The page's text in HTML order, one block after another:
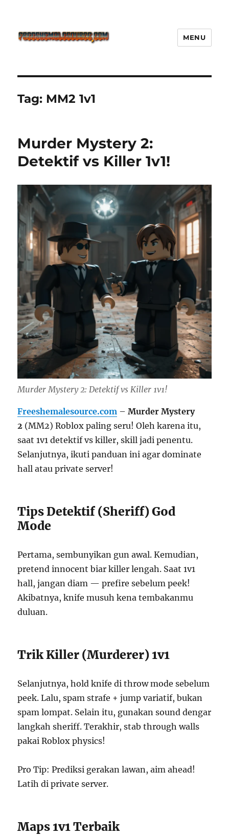
Defense Main Game Ini Pasti
Ketagihan!
MENU
Tag: MM2 1v1
Murder Mystery 2:
Detektif vs Killer 1v1!
Murder Mystery 2: Detektif vs Killer 1v1!
Freeshemalesource.com –Murder Mystery
2 (MM2) Roblox paling seru! Oleh karena itu,
saat 1v1 detektif vs killer, skill jadi penentu.
Selanjutnya, ikuti panduan ini agar dominate
hall atau private server!
Tips Detektif (Sheriff) God
Mode
Pertama, sembunyikan gun awal. Kemudian,
pretend innocent biar killer lengah. Saat 1v1
hall, jangan diam — prefire sebelum peek!
Akibatnya, knife musuh kena tembakanmu
duluan.
Trik Killer (Murderer) 1v1
Selanjutnya, hold knife di throw mode sebelum
peek. Lalu, spam strafe + jump variatif, bukan
spam lompat. Selain itu, gunakan sound dengar
langkah sheriff. Terakhir, stab through walls
pakai Roblox physics!
Pro Tip: Prediksi gerakan lawan, aim ahead!
Latih di private server.
Maps 1v1 Terbaik